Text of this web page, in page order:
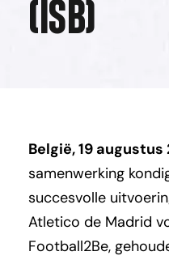
(ISB)
België, 19 augustus
samenwerking
succesvolle
Atletico de Madrid
Football2Be,